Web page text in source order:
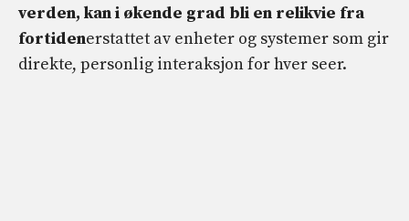
verden, kan i økende grad bli en relikvie fra
fortidenerstattet av enheter og systemer som gir
direkte, personlig interaksjon for hver seer.